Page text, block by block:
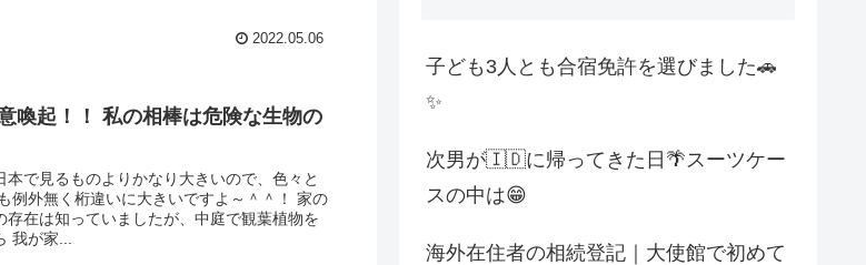
2022.05.06
喚起！！ 私の相棒は危険な生物の
本で見るものよりかなり大きいので、色々と
例外無く桁違いに大きいですよ～＾＾！ 家の
存在は知っていましたが、中庭で観葉植物を
我が家...
子ども3人とも合宿免許を選びました🚗
✨
次男が🇮🇩に帰ってきた日🌴スーツケー
スの中は😁
海外在住者の相続登記｜大使館で初めて